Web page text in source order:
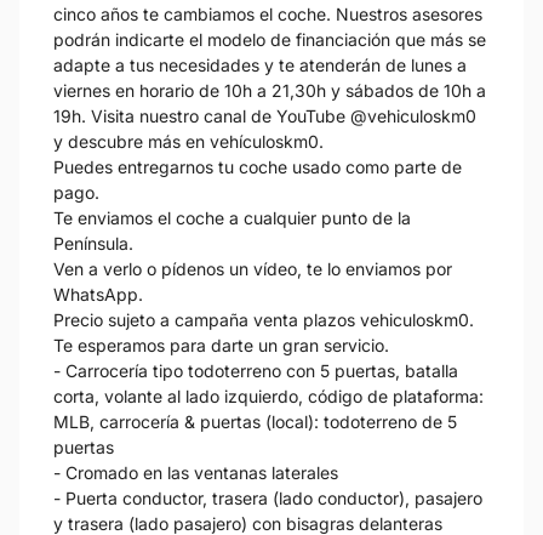
cinco años te cambiamos el coche. Nuestros asesores
podrán indicarte el modelo de financiación que más se
adapte a tus necesidades y te atenderán de lunes a
viernes en horario de 10h a 21,30h y sábados de 10h a
19h. Visita nuestro canal de YouTube @vehiculoskm0
y descubre más en vehículoskm0.
Puedes entregarnos tu coche usado como parte de
pago.
Te enviamos el coche a cualquier punto de la
Península.
Ven a verlo o pídenos un vídeo, te lo enviamos por
WhatsApp.
Precio sujeto a campaña venta plazos vehiculoskm0.
Te esperamos para darte un gran servicio.
- Carrocería tipo todoterreno con 5 puertas, batalla
corta, volante al lado izquierdo, código de plataforma:
MLB, carrocería & puertas (local): todoterreno de 5
puertas
- Cromado en las ventanas laterales
- Puerta conductor, trasera (lado conductor), pasajero
y trasera (lado pasajero) con bisagras delanteras